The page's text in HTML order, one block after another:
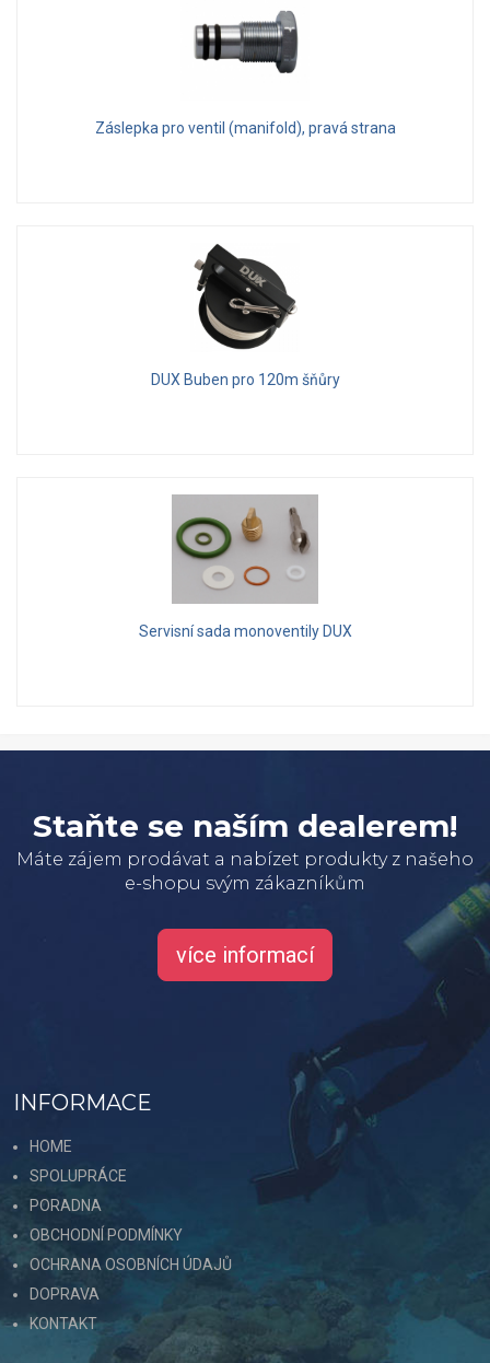
Záslepka pro ventil (manifold), pravá strana
DUX Buben pro 120m šňůry
Servisní sada monoventily DUX
Staňte se naším dealerem!
Máte zájem prodávat a nabízet produkty z našeho
e-shopu svým zákazníkům
více informací
INFORMACE
HOME
SPOLUPRÁCE
PORADNA
OBCHODNÍ PODMÍNKY
OCHRANA OSOBNÍCH ÚDAJŮ
DOPRAVA
KONTAKT